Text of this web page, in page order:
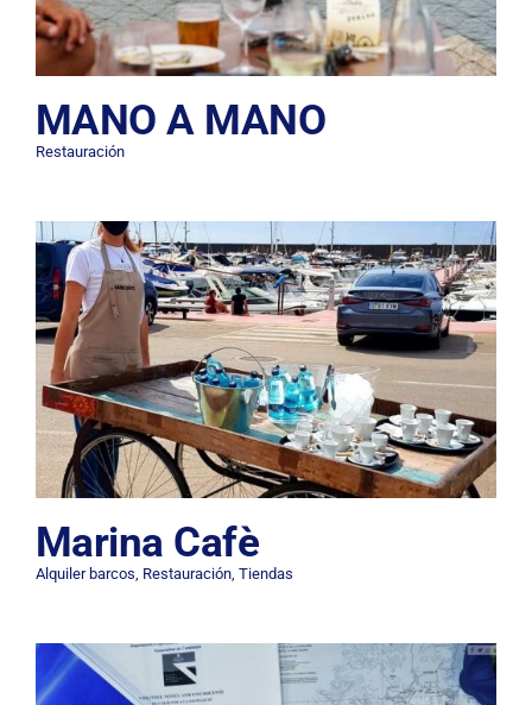
MANO A MANO
Restauración
Marina Cafè
Alquiler barcos Restauración, Tiendas